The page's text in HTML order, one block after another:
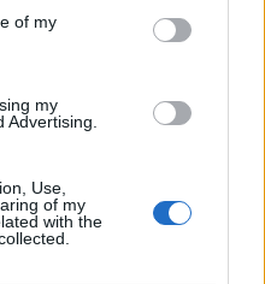
of my
my
Advertising.
Use,
of my
with the
titular. Dembélé es otra
volverá a contar para
de renovar con el Barça.
de inicio, aunque dada
como favorito para ser el
centro.
de LaLiga tras 22